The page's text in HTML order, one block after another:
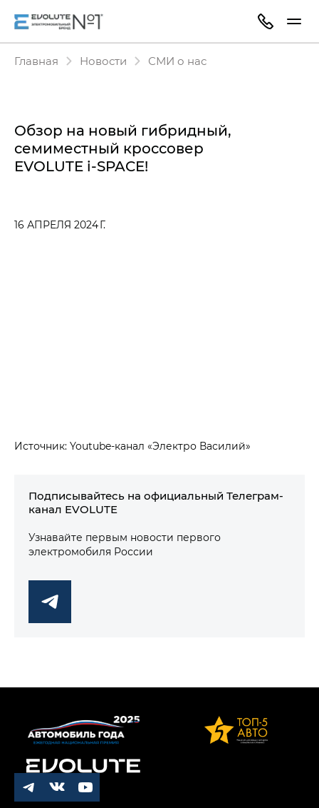
Главная Новости СМИ о нас
Обзор на новый гибридный,
семиместный кроссовер
EVOLUTE i‑SPACE!
16 АПРЕЛЯ 2024 Г.
Источник: Youtube-канал «Электро Василий»
Подписывайтесь на официальный Телеграм-
канал EVOLUTE
Узнавайте первым новости первого
электромобиля России